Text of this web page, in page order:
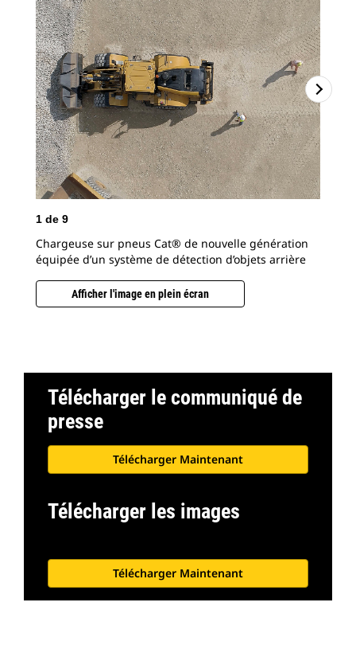
1 de 9
Chargeuse sur pneus Cat® de nouvelle génération
équipée d’un système de détection d’objets arrière
Afficher l'image en plein écran
Télécharger le communiqué de
presse
Télécharger Maintenant
Télécharger les images
Télécharger Maintenant